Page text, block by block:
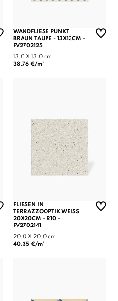
WANDFLIESE PUNKT
BRAUN TAUPE - 13X13CM -
FV2702125
13.0 X 13.0 cm
38.76 €/m²
FLIESEN IN
TERRAZZOOPTIK WEISS 2
0X20CM - R10 - F
V2702141
20.0 X 20.0 cm
40.35 €/m²